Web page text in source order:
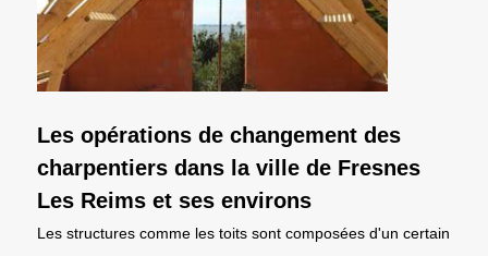
Les opérations de changement des
charpentiers dans la ville de Fresnes
Les Reims et ses environs
Les structures comme les toits sont composées d'un certain